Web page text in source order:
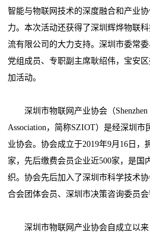
智能与物联网技术的深度融合和产业
力。本次活动还获得了深圳辉烨物联
流有限公司的大力支持。深圳市委常
党组成员、专职副主席耿绍伟，宝安
加活动。
深圳市物联网产业协会（Shenzhen
Association，简称SZIOT）是经深圳
业协会。协会成立于2019年9月16日，
家，先后缴费会员企业近500家，是国
织。协会先后加入了深圳市科学技术
合会团体会员、深圳市决策咨询委员会
深圳市物联网产业协会自成立以来